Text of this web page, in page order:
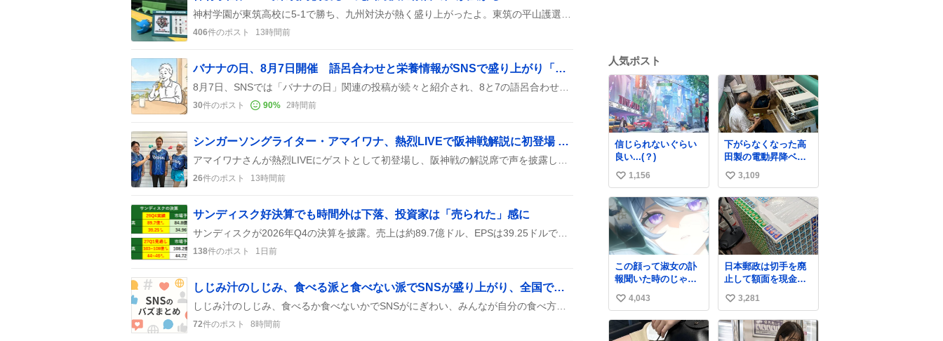
406件のポスト 13時間前
バナナの日、8月7日開催 語呂合わせと栄養情報がSNSで盛り上がり「元気がもらえる」
30件のポスト 90% 2時間前
シンガーソングライター・アマイワナ、熱烈LIVEで阪神戦解説に初登場 ファンは「かわいい」声上がる
26件のポスト 13時間前
サンディスク好決算でも時間外は下落、投資家は「売られた」感に
138件のポスト 1日前
しじみ汁のしじみ、食べる派と食べない派でSNSが盛り上がり、全国で議論が広がる
72件のポスト 8時間前
人気ポスト
信じられないぐらい
良い...(？)
い
い
ね
数
1,156
下がらなくなった高
田製の電動昇降ベッ
ト。 メーカーから
は、完全に見放され
たんですが、 見事に
85歳の父が治しまし
た。 うちの父は、ト
ヨタカローラのボデ
ィをオート生産す
る、工業ロボットの
製作者なんですが、
父が電動ベットの配
線をハンダで修理し
ている横で、
い
い
ね
数
3,109
この顔って淑女の訃
報聞いた時のじゃな
いの(((
い
い
ね
4,043
日本郵政は切手を廃
止して額面を現金で
払い戻せ2026 #日本
郵政
@JapanPostHD_PR
い
い
ね
3,281